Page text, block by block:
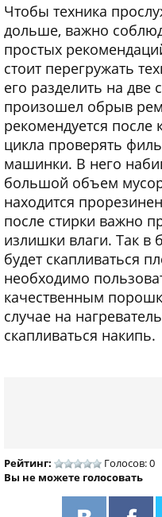
Чтобы техника
дольше, важно
простых
стоит перегружать
его разделить на две
произошел обрыв
рекомендуется после
цикла проверять
машинки. В него
большой объем
находится
после стирки важно
излишки влаги. Так в
будет скапливаться
необходимо
качественным
случае на
скапливаться накипь.
Рейтинг:
Голосов: 0
Вы не можете голосовать